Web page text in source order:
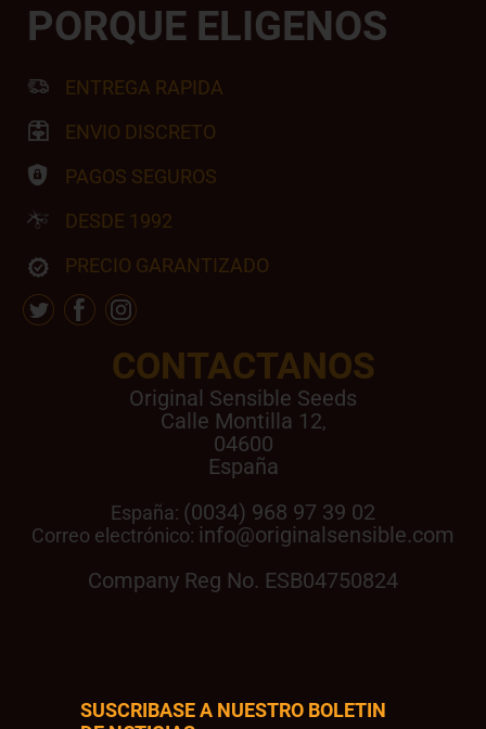
CONTACTANOS
Original Sensible Seeds
Calle Montilla 12,
04600
España
España: (0034) 968 97 39 02
Correo electrónico: info@originalsensible.com
Company Reg No. ESB04750824
PORQUE ELIGENOS
ENTREGA RAPIDA
ENVIO DISCRETO
PAGOS SEGUROS
DESDE 1992
PRECIO GARANTIZADO
SUSCRIBASE A NUESTRO BOLETIN